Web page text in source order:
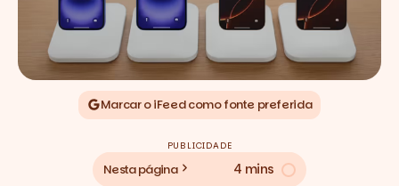
Marcar o iFeed como fonte preferida
PUBLICIDADE
Nesta página 4 mins